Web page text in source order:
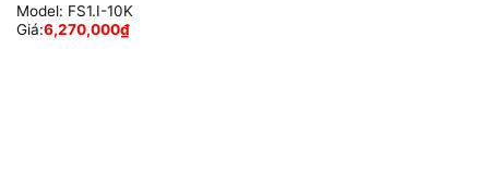
Model: FS1.I-10K
Giá:6,270,000₫